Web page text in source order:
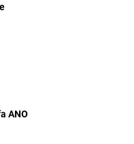
ANO